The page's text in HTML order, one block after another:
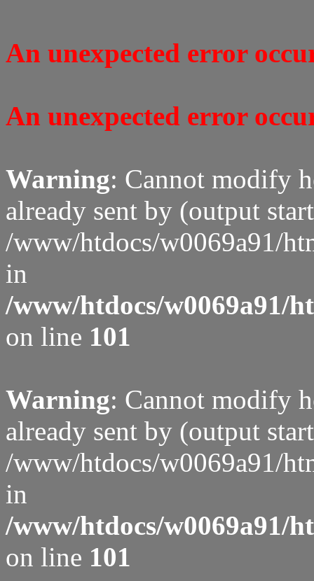
An unexpected error
An unexpected error
Warning: Cannot modify
already sent by (output
/www/htdocs/w0069a91/
in
/www/htdocs/w0069a91/
on line 101
Warning: Cannot modify
already sent by (output
/www/htdocs/w0069a91/
in
/www/htdocs/w0069a91/
on line 101